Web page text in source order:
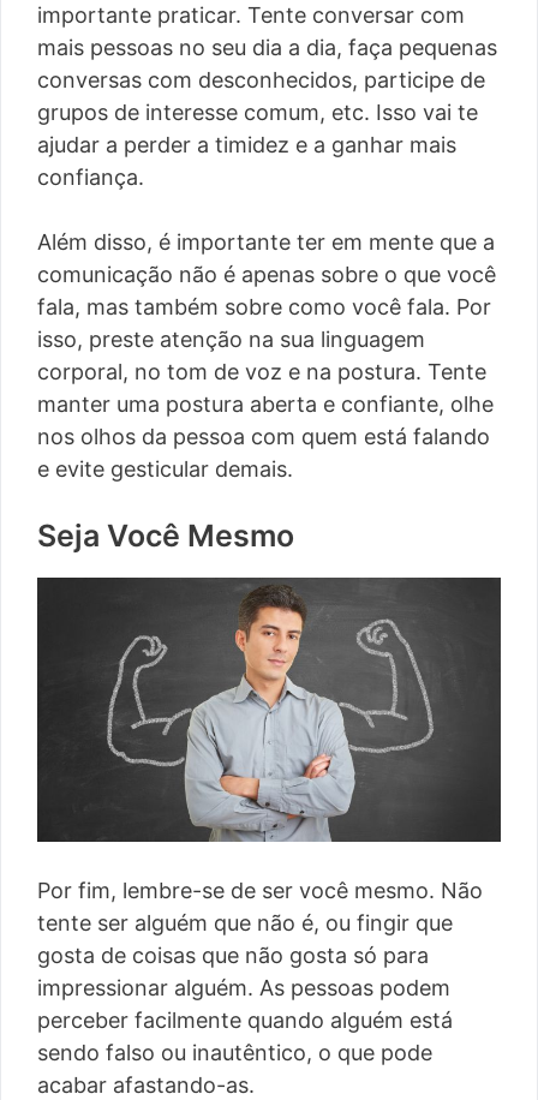
importante praticar. Tente conversar com
mais pessoas no seu dia a dia, faça pequenas
conversas com desconhecidos, participe de
grupos de interesse comum, etc. Isso vai te
ajudar a perder a timidez e a ganhar mais
confiança.
Além disso, é importante ter em mente que a
comunicação não é apenas sobre o que você
fala, mas também sobre como você fala. Por
isso, preste atenção na sua linguagem
corporal, no tom de voz e na postura. Tente
manter uma postura aberta e confiante, olhe
nos olhos da pessoa com quem está falando
e evite gesticular demais.
Seja Você Mesmo
Por fim, lembre-se de ser você mesmo. Não
tente ser alguém que não é, ou fingir que
gosta de coisas que não gosta só para
impressionar alguém. As pessoas podem
perceber facilmente quando alguém está
sendo falso ou inautêntico, o que pode
acabar afastando-as.